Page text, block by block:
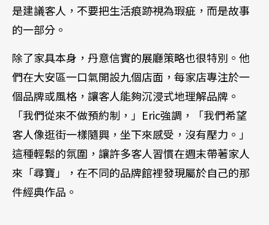
是建議客人，不要把生活痕跡視為瑕疵，而是故事
的一部分。
除了家具本身，丹意信實的展廳策略也很特別。他
們在大安區一口氣開設九個店面，每家店專注於一
個品牌或風格，讓客人能夠沉浸式地理解品牌。
「我們從來不做預約制，」Eric強調，「我們希望
客人像逛街一樣隨興，坐下來感受，沒有壓力。」
這種輕鬆的氛圍，讓許多客人習慣在週末帶著家人
來「尋寶」，在不同的品牌館裡發現屬於自己的那
件經典作品。